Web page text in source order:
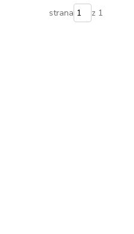
strana z 1